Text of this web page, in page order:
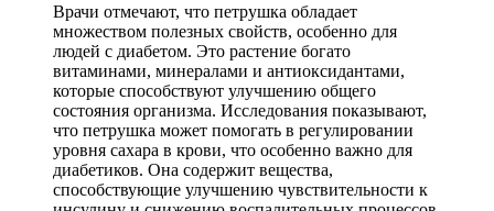
Врачи отмечают, что петрушка обладает
множеством полезных свойств, особенно для
людей с диабетом. Это растение богато
витаминами, минералами и антиоксидантами,
которые способствуют улучшению общего
состояния организма. Исследования показывают,
что петрушка может помогать в регулировании
уровня сахара в крови, что особенно важно для
диабетиков. Она содержит вещества,
способствующие улучшению чувствительности к